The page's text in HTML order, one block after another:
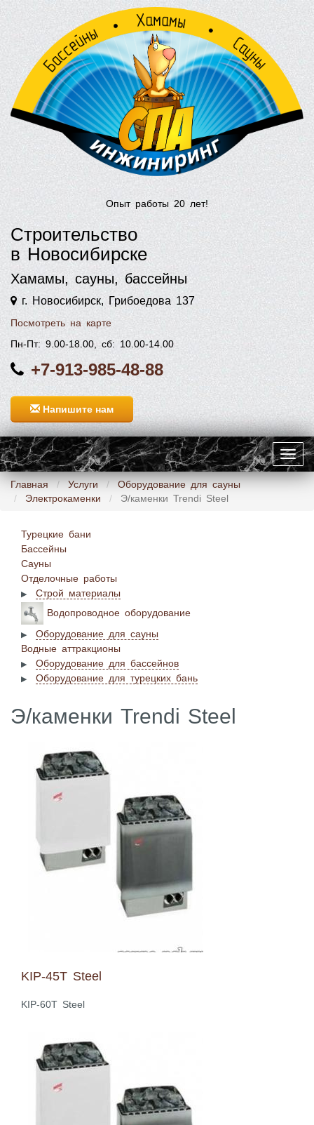
Опыт работы 20 лет!
Строительство
в Новосибирске
Хамамы, сауны, бассейны
г. Новосибирск, Грибоедова 137
Посмотреть на карте
Пн-Пт: 9.00-18.00, сб: 10.00-14.00
+7-913-985-48-88
Напишите нам
Главная
Услуги
Оборудование для сауны
Электрокаменки
Э/каменки Trendi Steel
Турецкие бани
Бассейны
Сауны
Отделочные работы
Строй материалы
Водопроводное оборудование
Оборудование для сауны
Водные аттракционы
Оборудование для бассейнов
Оборудование для турецких бань
Э/каменки Trendi Steel
KIP-45T Steel
KIP-60T Steel